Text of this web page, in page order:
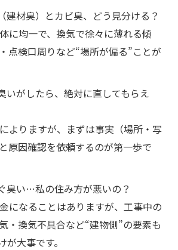
建材臭）とカビ臭、どう見分ける？
に均一で、換気で徐々に薄れる傾
点検口周りなど“場所が偏る”ことが
いがしたら、絶対に直してもらえ
よりますが、まずは事実（場所・写
原因確認を依頼するのが第一歩で
臭い…私の住み方が悪いの？
になることはありますが、工事中の
・換気不具合など“建物側”の要素も
が大事です。